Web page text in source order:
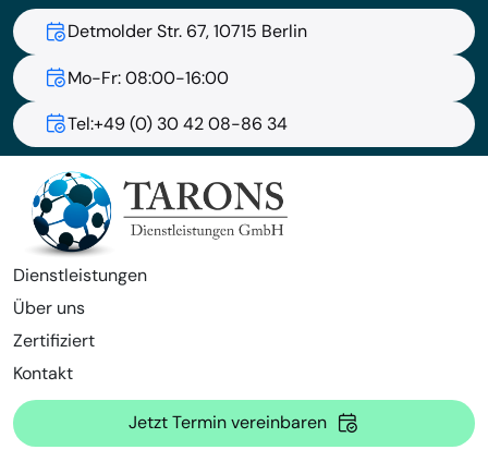
Detmolder Str. 67, 10715 Berlin
Mo-Fr: 08:00-16:00
Tel:+49 (0) 30 42 08-86 34
Dienstleistungen
Über uns
Zertifiziert
Kontakt
Jetzt Termin vereinbaren